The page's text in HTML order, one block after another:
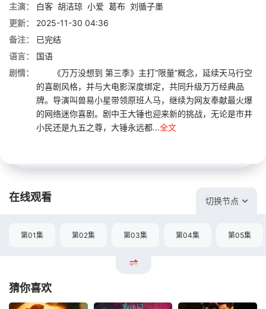
主演：
白客 胡洁琼 小爱 葛布 刘循子墨
更新：
2025-11-30 04:36
备注：
已完结
语言：
国语
剧情：
《万万没想到 第三季》主打“限量”概念，延续天马行空
的喜剧风格，并与大电影深度绑定，共同升级万万经典品
牌。导演叫兽易小星带领原班人马，继续为网友奉献最火爆
的网络迷你喜剧。剧中王大锤也迎来新的挑战，无论是市井
小民还是九五之尊，大锤永远都...全文
在线观看 切换节点
第01集 第02集 第03集 第04集 第05集
猜你喜欢